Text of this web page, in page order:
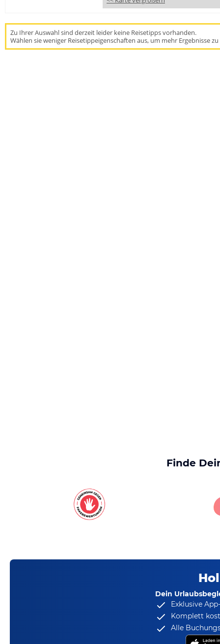
Zu Ihrer Auswahl sind derzeit leider keine Reisetipps vorhanden.
Wählen sie weniger Reisetippeigenschaften aus, um mehr Ergebnisse
Finde
Dein
Exklusive
Komplett
Alle